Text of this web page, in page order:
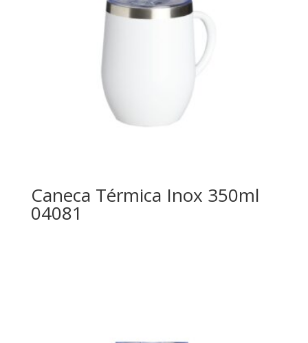
Caneca Térmica Inox 350ml
04081